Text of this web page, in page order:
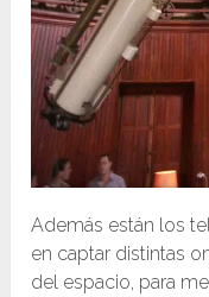
Además están los
en captar distintas
del espacio, para